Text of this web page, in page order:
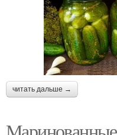
читать дальше →